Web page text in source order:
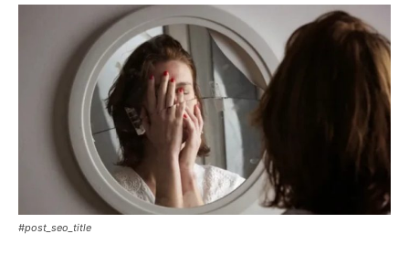
#post_seo_title